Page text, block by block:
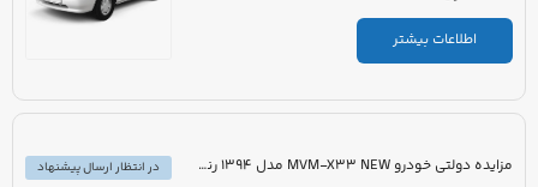
اطلاعات بیشتر
مزایده دولتی خودرو MVM-X33 NEW مدل 1394 رنگ سفید
در انتظار ارسال پیشنهاد